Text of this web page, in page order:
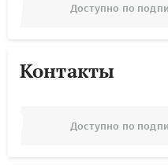
Доступно по
Контакты
Доступно по